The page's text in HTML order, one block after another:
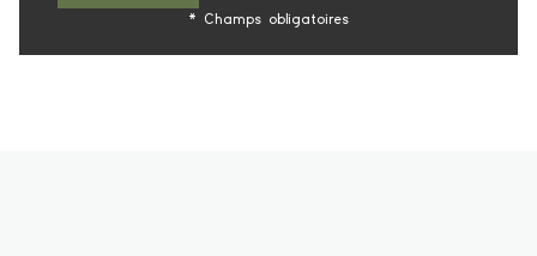
* Champs obligatoires